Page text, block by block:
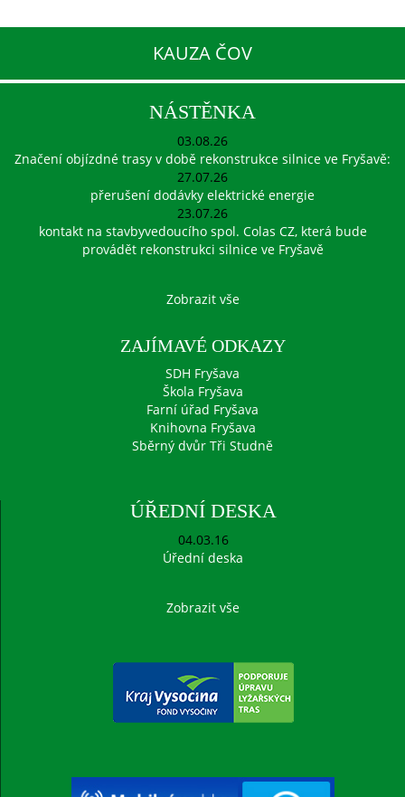
KAUZA ČOV
NÁSTĚNKA
03.08.26
Značení objízdné trasy v době rekonstrukce silnice ve Fryšavě:
27.07.26
přerušení dodávky elektrické energie
23.07.26
kontakt na stavbyvedoucího spol. Colas CZ, která bude
provádět rekonstrukci silnice ve Fryšavě
Zobrazit vše
ZAJÍMAVÉ ODKAZY
SDH Fryšava
Škola Fryšava
Farní úřad Fryšava
Knihovna Fryšava
Sběrný dvůr Tři Studně
ÚŘEDNÍ DESKA
04.03.16
Úřední deska
Zobrazit vše